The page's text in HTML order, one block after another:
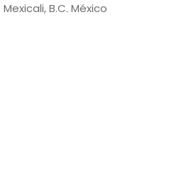
Mexicali, B.C. México